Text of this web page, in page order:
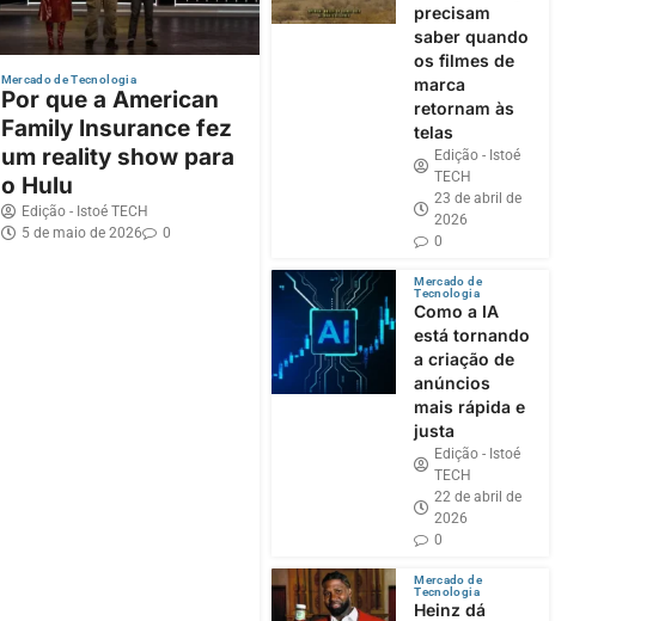
Mercado de Tecnologia
Por que a American
Family Insurance fez
um reality show para
o Hulu
Edição - Istoé TECH
5 de maio de 2026
0
precisam
saber quando
os filmes de
marca
retornam às
telas
Edição - Istoé
TECH
23 de abril de
2026
0
Mercado de
Tecnologia
Como a IA
está tornando
a criação de
anúncios
mais rápida e
justa
Edição - Istoé
TECH
22 de abril de
2026
0
Mercado de
Tecnologia
Heinz dá